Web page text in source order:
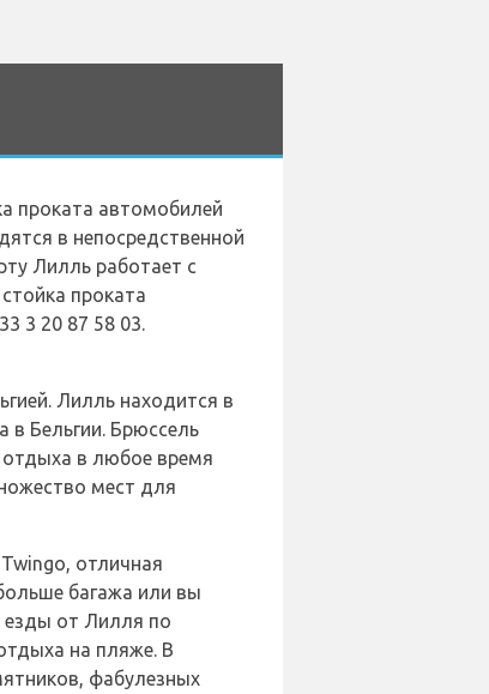
проката автомобилей
в непосредственной
Лилль работает с
проката
3 20 87 58 03.
Лилль находится в
в Бельгии. Брюссель
в любое время
мест для
отличная
багажа или вы
езды от Лилля по
на пляже. В
фабулезных